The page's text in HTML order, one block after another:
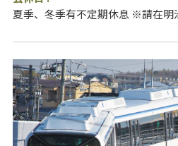
夏季、冬季有不定期休息 ※請在明